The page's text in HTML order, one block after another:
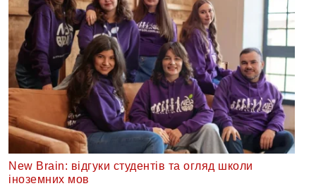
New Brain: відгуки студентів та огляд школи
іноземних мов